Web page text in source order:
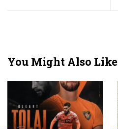
You Might Also Like